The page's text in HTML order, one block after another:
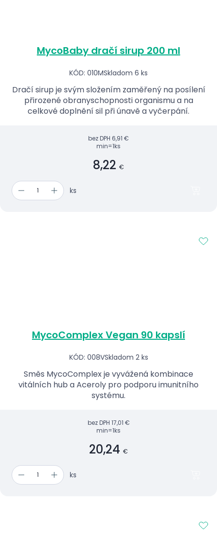
MycoBaby dračí sirup 200 ml
KÓD: 010MSkladom 6 ks
Dračí sirup je svým složením zaměřený na posílení
přirozené obranyschopnosti organismu a na
celkové doplnění sil při únavě a vyčerpání.
bez DPH 6,91 €
min=1ks
8,22 €
ks
MycoComplex Vegan 90 kapslí
KÓD: 008VSkladom 2 ks
Směs MycoComplex je vyvážená kombinace
vitálních hub a Aceroly pro podporu imunitního
systému.
bez DPH 17,01 €
min=1ks
20,24 €
ks